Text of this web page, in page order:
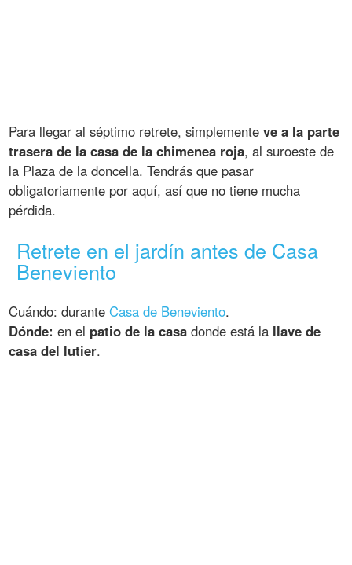
Para llegar al séptimo retrete, simplementeve a la parte
trasera de la casa de la chimenea roja, al suroeste de
la Plaza de la doncella. Tendrás que pasar
obligatoriamente por aquí, así que no tiene mucha
pérdida.
Retrete en el jardín antes de Casa
Beneviento
Cuándo: duranteCasa de Beneviento.
Dónde: en el patio de la casa donde está la llave de
casa del lutier.